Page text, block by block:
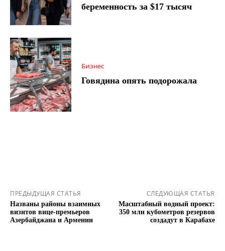
беременность за $17 тысяч
Бизнес
Говядина опять подорожала
ПРЕДЫДУЩАЯ СТАТЬЯ
Названы районы взаимных
визитов вице-премьеров
Азербайджана и Армении
СЛЕДУЮЩАЯ СТАТЬЯ
Масштабный водный проект:
350 млн кубометров резервов
создадут в Карабахе